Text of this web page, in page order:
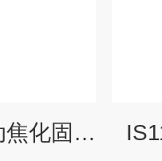
LRD-2294H全自动焦化固体类产品软化点测定仪